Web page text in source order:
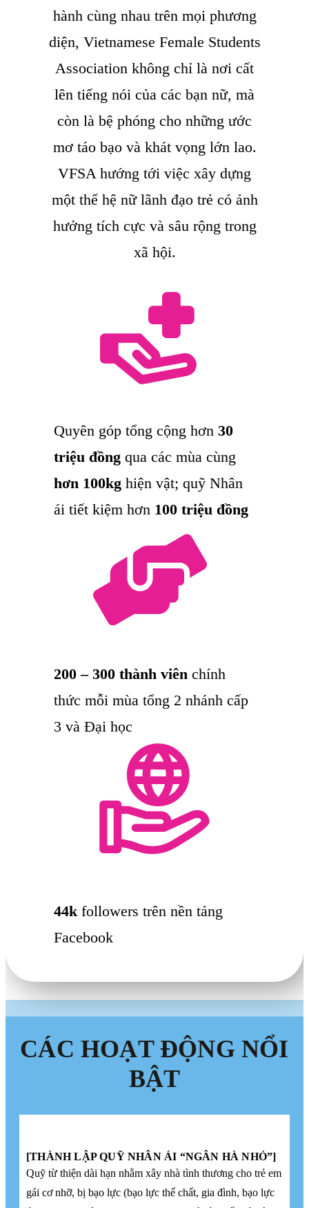
hành cùng nhau trên mọi phương
diện, Vietnamese Female Students
Association không chỉ là nơi cất
lên tiếng nói của các bạn nữ, mà
còn là bệ phóng cho những ước
mơ táo bạo và khát vọng lớn lao.
VFSA hướng tới việc xây dựng
một thế hệ nữ lãnh đạo trẻ có ảnh
hưởng tích cực và sâu rộng trong
xã hội.
Quyên góp tổng cộng hơn 30
triệu đồng qua các mùa cùng
hơn 100kg hiện vật; quỹ Nhân
ái tiết kiệm hơn 100 triệu đồng
200 – 300 thành viên chính
thức mỗi mùa tổng 2 nhánh cấp
3 và Đại học
44k followers trên nền tảng
Facebook
CÁC HOẠT ĐỘNG NỔI
BẬT
[THÀNH LẬP QUỸ NHÂN ÁI “NGÂN HÀ NHỎ”]
Quỹ từ thiện dài hạn nhằm xây nhà tình thương cho trẻ em
gái cơ nhỡ, bị bạo lực (bạo lực thể chất, gia đình, bạo lực